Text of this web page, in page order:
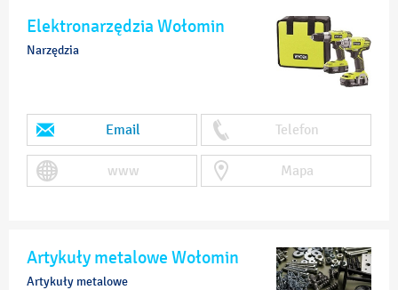
Elektronarzędzia Wołomin
Narzędzia
Email Telefon
www Mapa
Artykuły metalowe Wołomin
Artykuły metalowe